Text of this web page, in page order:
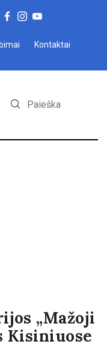
Kontaktai
„Mažoji
Kisiniuose